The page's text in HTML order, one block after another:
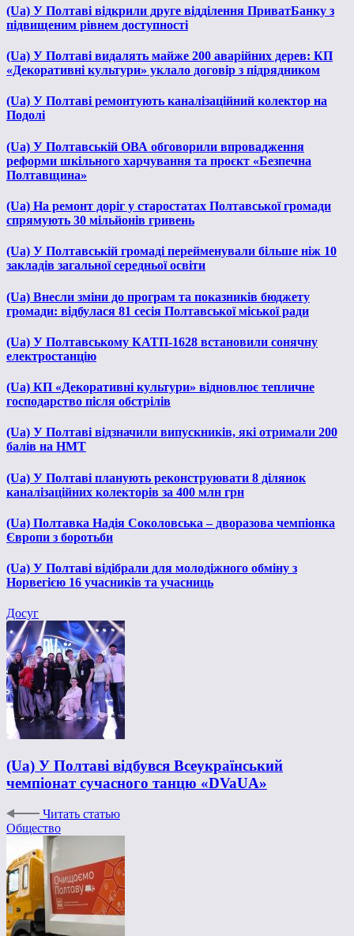
(Ua) У Полтаві відкрили друге відділення ПриватБанку з
підвищеним рівнем доступності
(Ua) У Полтаві видалять майже 200 аварійних дерев: КП
«Декоративні культури» уклало договір з підрядником
(Ua) У Полтаві ремонтують каналізаційний колектор на
Подолі
(Ua) У Полтавській ОВА обговорили впровадження
реформи шкільного харчування та проєкт «Безпечна
Полтавщина»
(Ua) На ремонт доріг у старостатах Полтавської громади
спрямують 30 мільйонів гривень
(Ua) У Полтавській громаді перейменували більше ніж 10
закладів загальної середньої освіти
(Ua) Внесли зміни до програм та показників бюджету
громади: відбулася 81 сесія Полтавської міської ради
(Ua) У Полтавському КАТП-1628 встановили сонячну
електростанцію
(Ua) КП «Декоративні культури» відновлює тепличне
господарство після обстрілів
(Ua) У Полтаві відзначили випускників, які отримали 200
балів на НМТ
(Ua) У Полтаві планують реконструювати 8 ділянок
каналізаційних колекторів за 400 млн грн
(Ua) Полтавка Надія Соколовська – дворазова чемпіонка
Європи з боротьби
(Ua) У Полтаві відібрали для молодіжного обміну з
Норвегією 16 учасників та учасниць
Досуг
(Ua) У Полтаві відбувся Всеукраїнський
чемпіонат сучасного танцю «DVaUA»
Читать статью
Общество